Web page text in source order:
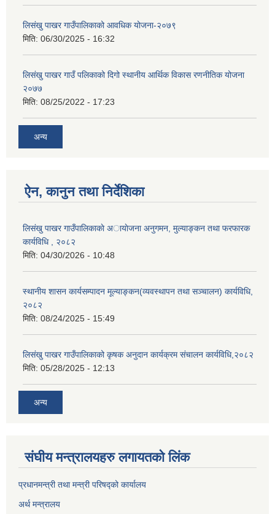
लिसंखु पाखर गाउँपालिकाको आवधिक योजना-२०७९
मिति: 06/30/2025 - 16:32
लिसंखु पाखर गाउँ पलिकाको दिगो स्थानीय आर्थिक विकास रणनीतिक योजना
२०७७
मिति: 08/25/2022 - 17:23
अन्य
ऐन, कानुन तथा निर्देशिका
लिसंखु पाखर गाउँपालिकाकाे अायाेजना अनुगमन, मुल्याङ्कन तथा फरफारक
कार्यविधि , २०८२
मिति: 04/30/2026 - 10:48
स्थानीय शासन कार्यसम्पादन मूल्याङ्कन(व्यवस्थापन तथा सञ्चालन) कार्यविधि,
२०८२
मिति: 08/24/2025 - 15:49
लिसंखु पाखर गाउँपालिकाको कृषक अनुदान कार्यक्रम संचालन कार्यविधि,२०८२
मिति: 05/28/2025 - 12:13
अन्य
संघीय मन्त्रालयहरु लगायतको लिंक
प्रधानमन्त्री तथा मन्त्री परिषद्को कार्यालय
अर्थ मन्त्रालय